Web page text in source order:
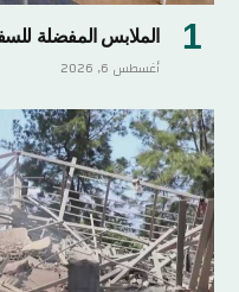
الملابس المفضلة
أغسطس 6, 2026